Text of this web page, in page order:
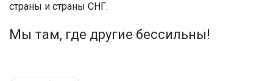
страны и страны СНГ.
Мы там, где другие бессильны!